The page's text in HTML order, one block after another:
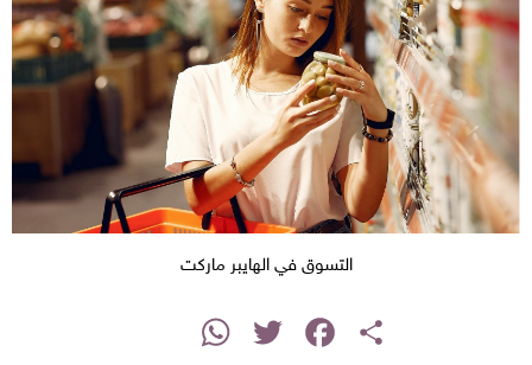
التسوق في الهايبر ماركت
Share
Facebook
Twitter
WhatsApp